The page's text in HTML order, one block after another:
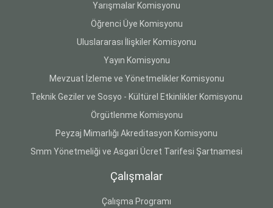
Yarışmalar Komisyonu
Öğrenci Üye Komisyonu
Uluslararası İlişkiler Komisyonu
Yayın Komisyonu
Mevzuat İzleme ve Yönetmelikler Komisyonu
Teknik Geziler ve Sosyo - Kültürel Etkinlikler Komisyonu
Örgütlenme Komisyonu
Peyzaj Mimarlığı Akreditasyon Komisyonu
Smm Yönetmeliği ve Asgari Ücret Tarifesi Şartnamesi
Çalışmalar
Çalışma Programı